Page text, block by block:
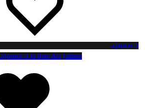
ajouter à
ajouter à la liste des jaimes